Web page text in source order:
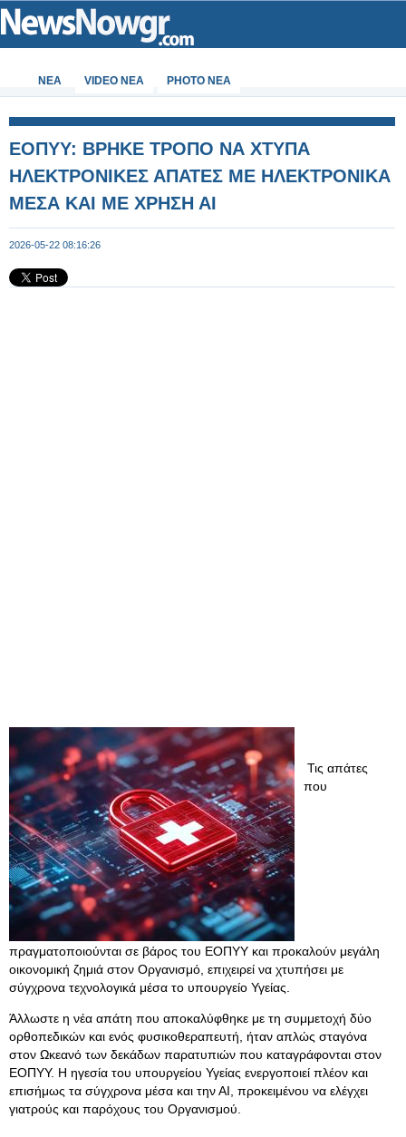
ΝΕΑ VIDEO NEA PHOTO NEA
ΕΟΠΥΥ: ΒΡΗΚΕ ΤΡΟΠΟ ΝΑ ΧΤΥΠΑ
ΗΛΕΚΤΡΟΝΙΚΕΣ ΑΠΑΤΕΣ ΜΕ ΗΛΕΚΤΡΟΝΙΚΑ
ΜΕΣΑ ΚΑΙ ΜΕ ΧΡΗΣΗ ΑΙ
2026-05-22 08:16:26
Τις απάτες
που
πραγματοποιούνται σε βάρος του ΕΟΠΥΥ και προκαλούν μεγάλη
οικονομική ζημιά στον Οργανισμό, επιχειρεί να χτυπήσει με
σύγχρονα τεχνολογικά μέσα το υπουργείο Υγείας.
Άλλωστε η νέα απάτη που αποκαλύφθηκε με τη συμμετοχή δύο
ορθοπεδικών και ενός φυσικοθεραπευτή, ήταν απλώς σταγόνα
στον Ωκεανό των δεκάδων παρατυπιών που καταγράφονται στον
ΕΟΠΥΥ. Η ηγεσία του υπουργείου Υγείας ενεργοποιεί πλέον και
επισήμως τα σύγχρονα μέσα και την ΑΙ, προκειμένου να ελέγχει
γιατρούς και παρόχους του Οργανισμού.